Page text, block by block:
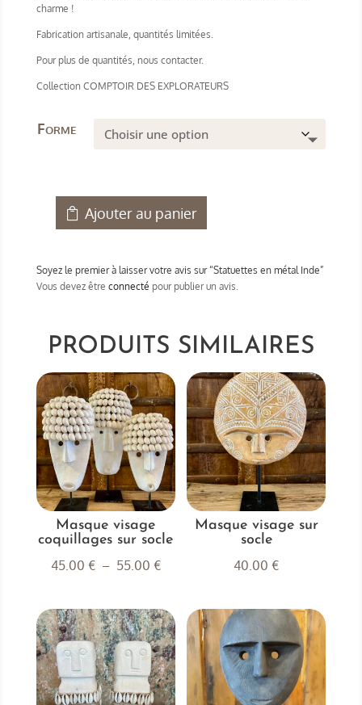
charme !
Fabrication artisanale, quantités limitées.
Pour plus de quantités, nous contacter.
Collection COMPTOIR DES EXPLORATEURS
Forme
quantité
en
métal
Ajouter au panier
Soyez le premier à laisser votre avis sur “Statuettes en métal Inde”
Vous devez être connecté pour publier un avis.
PRODUITS SIMILAIRES
Masque visage
coquillages sur socle
45.00 € – 55.00 €Plage
prix :
45.00 €
à
55.00 €
Masque visage sur
socle
40.00 €